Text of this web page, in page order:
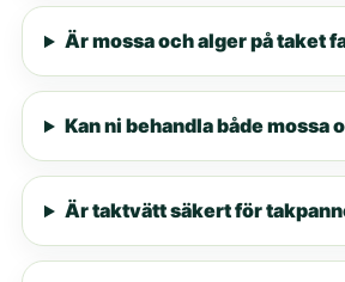
Är mossa och alger på taket
Kan ni behandla både mossa
Är taktvätt säkert för